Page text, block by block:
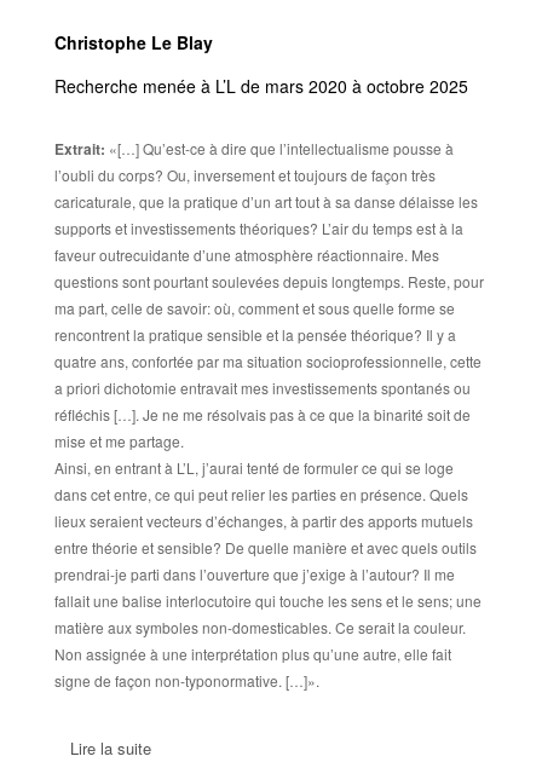
Christophe Le Blay
Recherche menée à L’L de mars 2020 à octobre 2025
Extrait: «[…] Qu’est-ce à dire que l’intellectualisme pousse à
l’oubli du corps? Ou, inversement et toujours de façon très
caricaturale, que la pratique d’un art tout à sa danse délaisse les
supports et investissements théoriques? L’air du temps est à la
faveur outrecuidante d’une atmosphère réactionnaire. Mes
questions sont pourtant soulevées depuis longtemps. Reste, pour
ma part, celle de savoir: où, comment et sous quelle forme se
rencontrent la pratique sensible et la pensée théorique? Il y a
quatre ans, confortée par ma situation socioprofessionnelle, cette
a priori dichotomie entravait mes investissements spontanés ou
réfléchis […]. Je ne me résolvais pas à ce que la binarité soit de
mise et me partage.
Ainsi, en entrant à L’L, j’aurai tenté de formuler ce qui se loge
dans cet entre, ce qui peut relier les parties en présence. Quels
lieux seraient vecteurs d’échanges, à partir des apports mutuels
entre théorie et sensible? De quelle manière et avec quels outils
prendrai-je parti dans l’ouverture que j’exige à l’autour? Il me
fallait une balise interlocutoire qui touche les sens et le sens; une
matière aux symboles non-domesticables. Ce serait la couleur.
Non assignée à une interprétation plus qu’une autre, elle fait
signe de façon non-typonormative. […]».
Lire la suite